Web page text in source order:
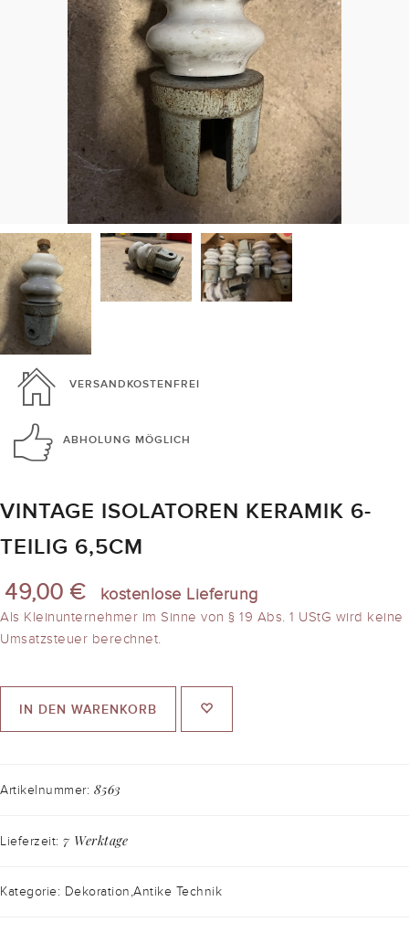
VERSANDKOSTENFREI
ABHOLUNG MÖGLICH
VINTAGE ISOLATOREN KERAMIK 6-
TEILIG 6,5CM
49,00 € kostenlose Lieferung
Als Kleinunternehmer im Sinne von § 19 Abs. 1 UStG wird keine
Umsatzsteuer berechnet.
IN DEN WARENKORB
Artikelnummer: 8563
Lieferzeit: 7 Werktage
Kategorie: Dekoration,Antike Technik